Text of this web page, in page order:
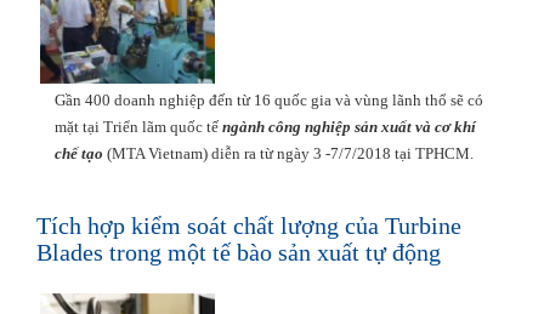
Gần 400 doanh nghiệp đến từ 16 quốc gia và vùng lãnh thổ sẽ có
mặt tại Triển lãm quốc tế ngành công nghiệp sản xuất và cơ khí
chế tạo (MTA Vietnam) diễn ra từ ngày 3 -7/7/2018 tại TPHCM.
Tích hợp kiểm soát chất lượng của Turbine
Blades trong một tế bào sản xuất tự động